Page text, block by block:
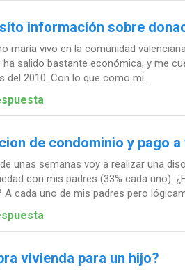
información sobre
maría vivo en la comunidad
ha salido bastante económica, y me
del 2010. Con lo que como mi...
de condominio y pago
unas semanas voy a realizar una
con mis padres (33% cada uno).
A cada uno de mis padres pero
vivienda para un hijo?